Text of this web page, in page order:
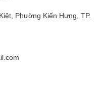
Phường Kiến Hưng, TP.